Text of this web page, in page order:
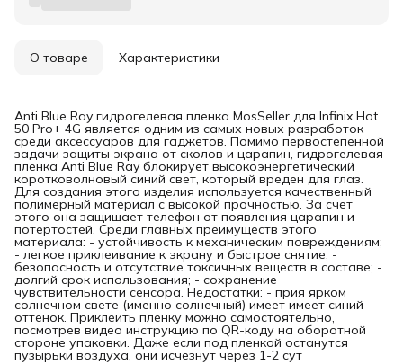
О товаре Характеристики
Anti Blue Ray гидрогелевая пленка MosSeller для Infinix Hot
50 Pro+ 4G является одним из самых новых разработок
среди аксессуаров для гаджетов. Помимо первостепенной
задачи защиты экрана от сколов и царапин, гидрогелевая
пленка Anti Blue Ray блокирует высокоэнергетический
коротковолновый синий свет, который вреден для глаз.
Для создания этого изделия используется качественный
полимерный материал с высокой прочностью. За счет
этого она защищает телефон от появления царапин и
потертостей. Среди главных преимуществ этого
материала: - устойчивость к механическим повреждениям;
- легкое приклеивание к экрану и быстрое снятие; -
безопасность и отсутствие токсичных веществ в составе; -
долгий срок использования; - сохранение
чувствительности сенсора. Недостатки: - прия ярком
солнечном свете (именно солнечный) имеет имеет синий
оттенок. Приклеить пленку можно самостоятельно,
посмотрев видео инструкцию по QR-коду на оборотной
стороне упаковки. Даже если под пленкой останутся
пузырьки воздуха, они исчезнут через 1-2 сут